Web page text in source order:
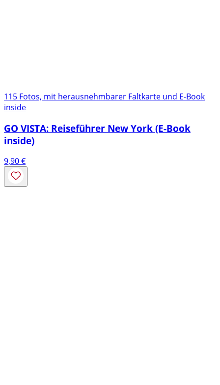
115 Fotos, mit herausnehmbarer Faltkarte und E-Book
inside
GO VISTA: Reiseführer New York (E-Book
inside)
9,90€